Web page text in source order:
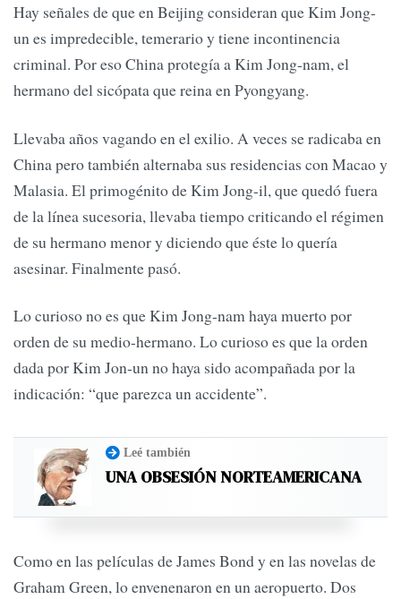
Hay señales de que en Beijing consideran que Kim Jong-
un es impredecible, temerario y tiene incontinencia
criminal. Por eso China protegía a Kim Jong-nam, el
hermano del sicópata que reina en Pyongyang.
Llevaba años vagando en el exilio. A veces se radicaba en
China pero también alternaba sus residencias con Macao y
Malasia. El primogénito de Kim Jong-il, que quedó fuera
de la línea sucesoria, llevaba tiempo criticando el régimen
de su hermano menor y diciendo que éste lo quería
asesinar. Finalmente pasó.
Lo curioso no es que Kim Jong-nam haya muerto por
orden de su medio-hermano. Lo curioso es que la orden
dada por Kim Jon-un no haya sido acompañada por la
indicación: “que parezca un accidente”.
Leé también
UNA OBSESIÓN NORTEAMERICANA
Como en las películas de James Bond y en las novelas de
Graham Green, lo envenenaron en un aeropuerto. Dos